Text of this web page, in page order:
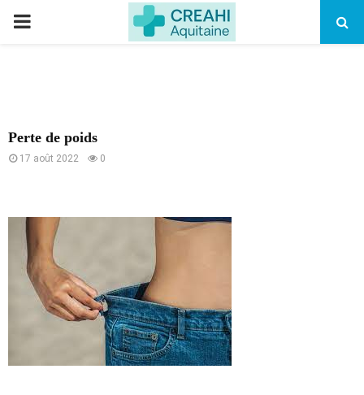
PRIMARY
Perte de poids
17 août 2022 0